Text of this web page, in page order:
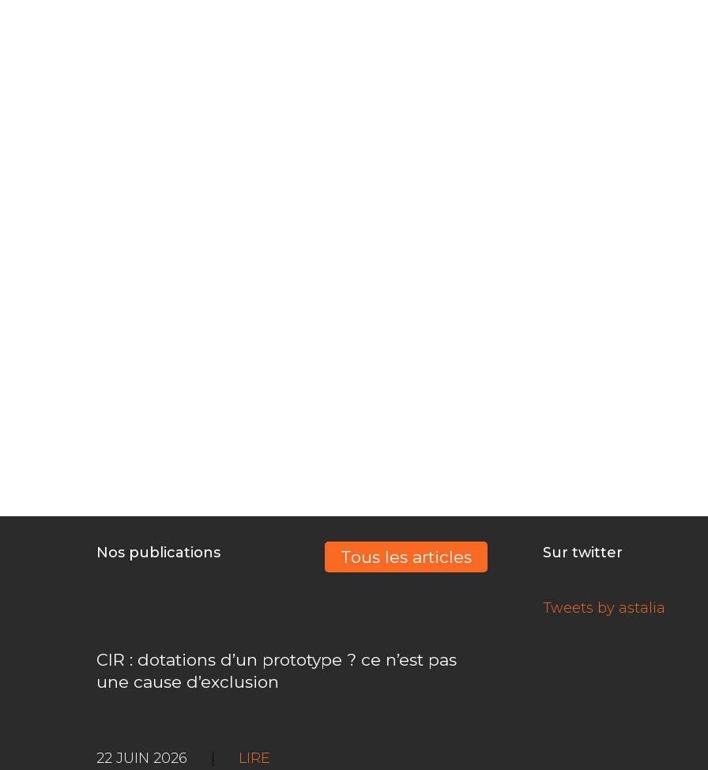
Nos publications Tous les articles
CIR : dotations d’un prototype ? ce n’est pas
une cause d’exclusion
22 JUIN 2026 LIRE
Sur twitter
Tweets by astalia